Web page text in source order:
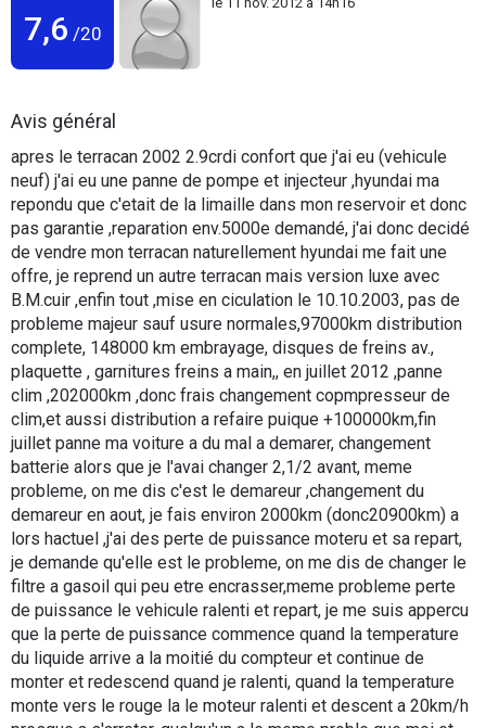
Electriques
Flottes
Auto
Services
Forum
Moto
Marques
7,6 /20
Avis général
apres le terracan 2002 2.9crdi confort que j'ai eu (vehicule
neuf) j'ai eu une panne de pompe et injecteur ,hyundai ma
repondu que c'etait de la limaille dans mon reservoir et donc
pas garantie ,reparation env.5000e demandé, j'ai donc decidé
de vendre mon terracan naturellement hyundai me fait une
offre, je reprend un autre terracan mais version luxe avec
B.M.cuir ,enfin tout ,mise en ciculation le 10.10.2003, pas de
probleme majeur sauf usure normales,97000km distribution
complete, 148000 km embrayage, disques de freins av.,
plaquette , garnitures freins a main,, en juillet 2012 ,panne
clim ,202000km ,donc frais changement copmpresseur de
clim,et aussi distribution a refaire puique +100000km,fin
juillet panne ma voiture a du mal a demarer, changement
batterie alors que je l'avai changer 2,1/2 avant, meme
probleme, on me dis c'est le demareur ,changement du
demareur en aout, je fais environ 2000km (donc20900km) a
lors hactuel ,j'ai des perte de puissance moteru et sa repart,
je demande qu'elle est le probleme, on me dis de changer le
filtre a gasoil qui peu etre encrasser,meme probleme perte
de puissance le vehicule ralenti et repart, je me suis appercu
que la perte de puissance commence quand la temperature
du liquide arrive a la moitié du compteur et continue de
monter et redescend quand je ralenti, quand la temperature
monte vers le rouge la le moteur ralenti et descent a 20km/h